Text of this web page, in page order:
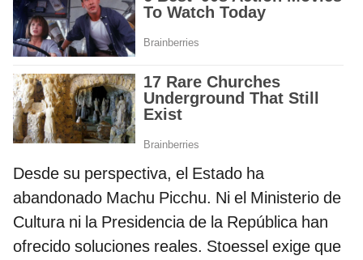
Desde su perspectiva, el Estado ha
abandonado Machu Picchu. Ni el Ministerio de
Cultura ni la Presidencia de la República han
ofrecido soluciones reales. Stoessel exige que